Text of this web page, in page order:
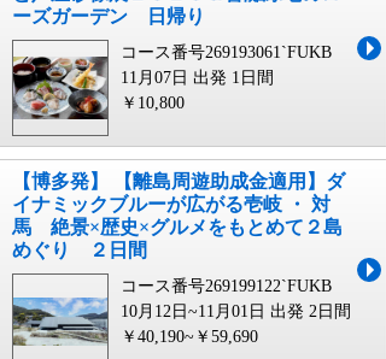
ーズガーデン 日帰り
コース番号269193061`FUKB
11月07日 出発 1日間
￥10,800
【博多発】 【離島周遊助成金適用】ダ
イナミックブルーが広がる壱岐 ・ 対
馬 絶景×歴史×グルメをもとめて２島
めぐり ２日間
コース番号269199122`FUKB
10月12日~11月01日 出発 2日間
￥40,190~￥59,690